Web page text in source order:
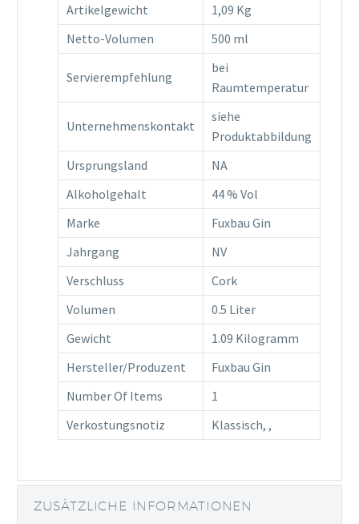
Artikelgewicht
1,09 Kg
Netto-Volumen
500 ml
Servierempfehlung
bei
Raumtemperatur
Unternehmenskontakt
siehe
Produktabbildung
Ursprungsland
NA
Alkoholgehalt
44 % Vol
Marke
Fuxbau Gin
Jahrgang
NV
Verschluss
Cork
Volumen
0.5 Liter
Gewicht
1.09 Kilogramm
Hersteller/Produzent
Fuxbau Gin
Number Of Items
1
Verkostungsnotiz
Klassisch, ,
ZUSÄTZLICHE INFORMATIONEN